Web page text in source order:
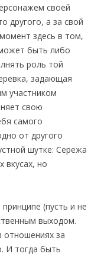
своей
другого, а за свой
здесь в том,
быть либо
роль той
задающая
участником
свою
самого
от другого
шутке: Сережа
вкусах, но
(пусть и не
выходом.
отношениях за
И тогда быть